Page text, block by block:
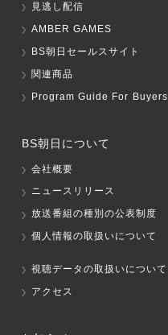
見逃し配信
AMBER GAMES
BS朝日セールスサイト
関連商品
Program Guide For Buyers
BS朝日について
会社概要
ニュースリリース
放送番組の種別の公表制度
個人情報の取扱いについて
視聴データの取扱いについて
アクセス